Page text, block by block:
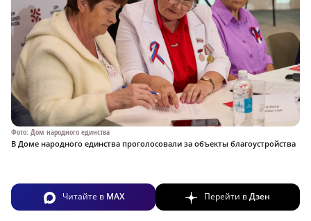
Фото: Дом народного единства
В Доме народного единства проголосовали за объекты благоустройства
Читайте в MAX Перейти вДзен